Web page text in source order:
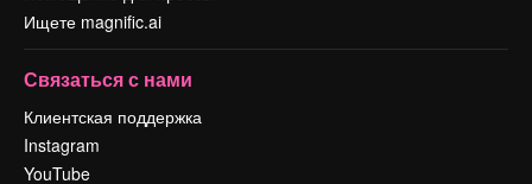
Ищете magnific.ai
Связаться с нами
Клиентская поддержка
Instagram
YouTube